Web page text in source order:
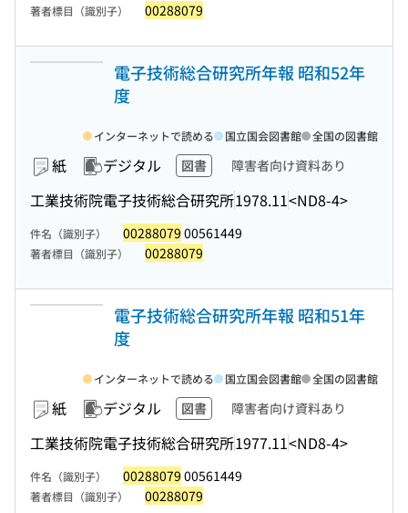
著者標目（識別子） 00288079
電子技術総合研究所年報 昭和52年
度
紙 デジタル 図書 障害者向け資料あり
工業技術院電子技術総合研究所1978.11<ND8-4>
インターネットで読める 国立国会図書館 全国の図書館
件名（識別子） 00288079 00561449
著者標目（識別子） 00288079
電子技術総合研究所年報 昭和51年
度
紙 デジタル 図書 障害者向け資料あり
工業技術院電子技術総合研究所1977.11<ND8-4>
インターネットで読める 国立国会図書館 全国の図書館
件名（識別子） 00288079 00561449
著者標目（識別子） 00288079